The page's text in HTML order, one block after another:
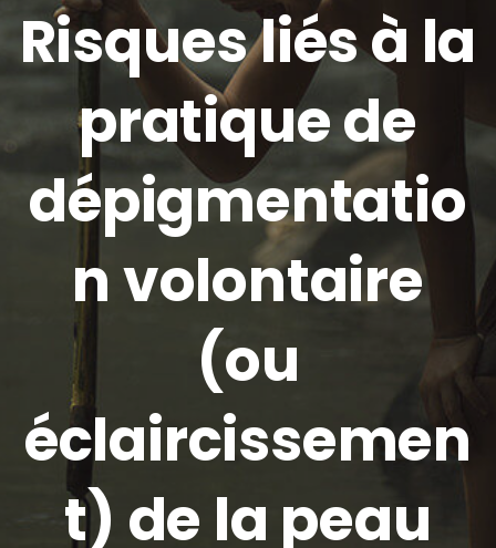
Risques liés à la
pratique de
dépigmentatio
n volontaire
(ou
éclaircissemen
t) de la peau